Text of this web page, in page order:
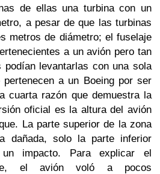
de ellas una turbina con un
a pesar de que las turbinas
metros de diámetro; el fuselaje
a un avión pero tan
podían levantarlas con una sola
a un Boeing por ser
cuarta razón que demuestra la
oficial es la altura del avión
La parte superior de la zona
dañada, solo la parte inferior
impacto. Para explicar el
el avión voló a pocos